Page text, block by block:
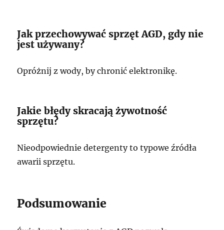
Jak przechowywać sprzęt AGD, gdy nie
jest używany?
Opróżnij z wody, by chronić elektronikę.
Jakie błędy skracają żywotność
sprzętu?
Nieodpowiednie detergenty to typowe źródła
awarii sprzętu.
Podsumowanie